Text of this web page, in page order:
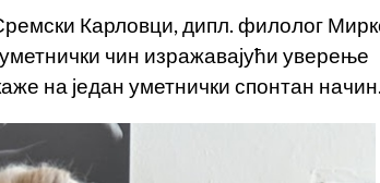
Карловци, дипл. филолог
чин изражавајући уверење
на један уметнички спонтан